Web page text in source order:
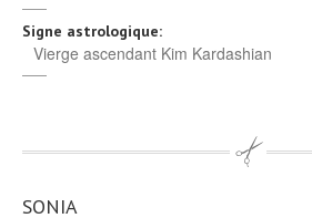
Signe astrologique:
Vierge ascendant Kim Kardashian
SONIA